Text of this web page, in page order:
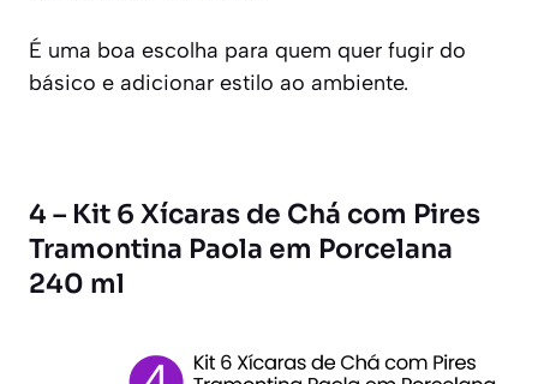
É uma boa escolha para quem quer fugir do
básico e adicionar estilo ao ambiente.
4 – Kit 6 Xícaras de Chá com Pires
Tramontina Paola em Porcelana
240 ml